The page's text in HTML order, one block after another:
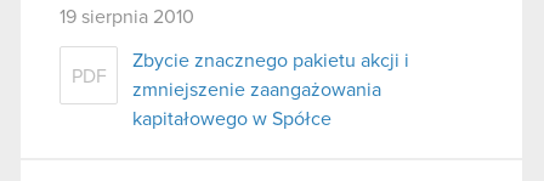
19 sierpnia 2010
PDF
Zbycie znacznego pakietu akcji i
zmniejszenie zaangażowania
kapitałowego w Spółce